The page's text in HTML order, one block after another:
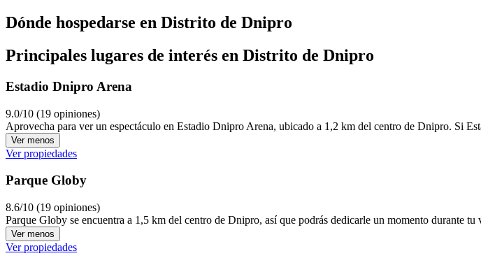
Dónde hospedarse en Distrito de Dnipro
Principales lugares de interés en Distrito de Dnipro
Estadio Dnipro Arena
9.0/10 (19 opiniones)
Aprovecha para ver un espectáculo en Estadio Dnipro Arena, ubicado a 1,2 km del centro de Dnipro. Si
Ver menos
Ver propiedades
Parque Globy
8.6/10 (19 opiniones)
Parque Globy se encuentra a 1,5 km del centro de Dnipro, así que podrás dedicarle un momento durante tu
Ver menos
Ver propiedades